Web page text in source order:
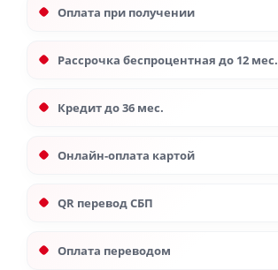
Оплата при получении
Рассрочка беспроцентная до 12 мес.
Кредит до 36 мес.
Онлайн-оплата картой
QR перевод СБП
Оплата переводом